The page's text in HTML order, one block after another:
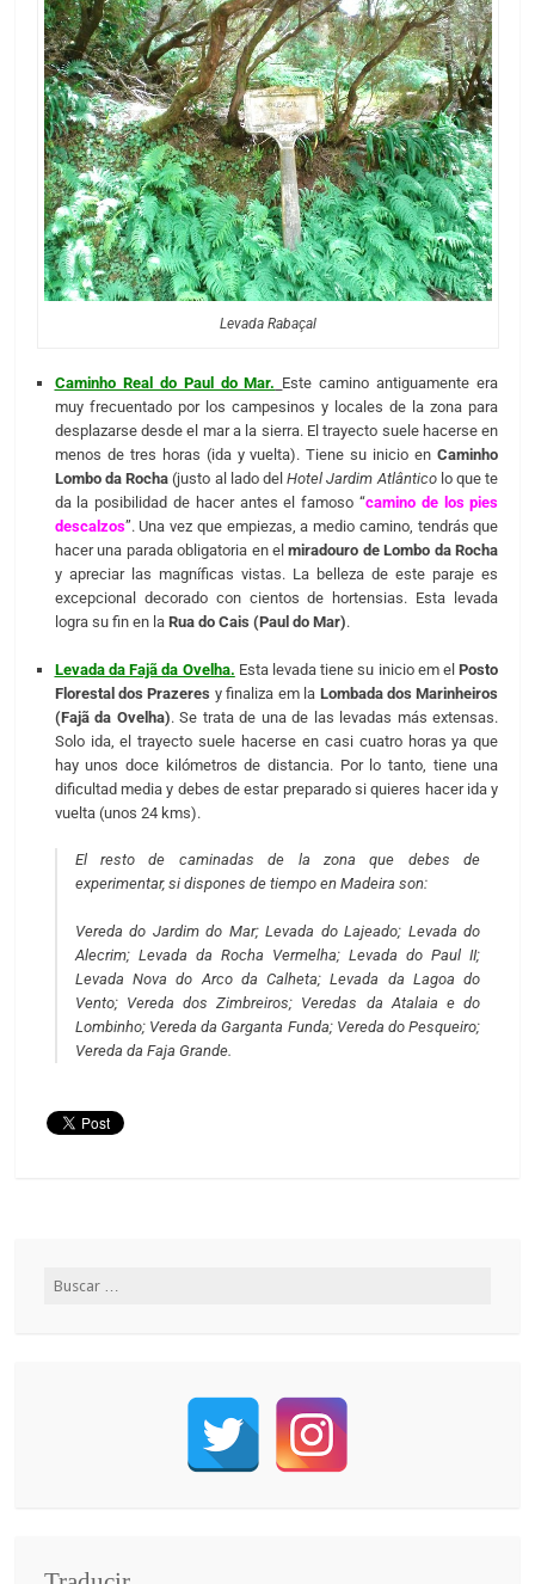
Levada Rabaçal
Caminho Real do Paul do Mar. Este camino antiguamente era
muy frecuentado por los campesinos y locales de la zona para
desplazarse desde el mar a la sierra. El trayecto suele hacerse en
menos de tres horas (ida y vuelta). Tiene su inicio enCaminho
Lombo da Rocha (justo al lado delHotel Jardim Atlânticolo que te
da la posibilidad de hacer antes el famoso “camino de los pies
descalzos”. Una vez que empiezas, a medio camino, tendrás que
hacer una parada obligatoria en elmiradouro de Lombo da Rocha
y apreciar las magníficas vistas. La belleza de este paraje es
excepcional decorado con cientos de hortensias. Esta levada
logra su fin en la Rua do Cais (Paul do Mar).
Levada da Fajã da Ovelha. Esta levada tiene su inicio em elPosto
Florestal dos Prazeres y finaliza em la Lombada dos Marinheiros
(Fajã da Ovelha). Se trata de una de las levadas más extensas.
Solo ida, el trayecto suele hacerse en casi cuatro horas ya que
hay unos doce kilómetros de distancia. Por lo tanto, tiene una
dificultad media y debes de estar preparado si quieres hacer ida y
vuelta (unos 24 kms).
El resto de caminadas de la zona que debes de
experimentar, si dispones de tiempo en Madeira son:
Vereda do Jardim do Mar; Levada do Lajeado; Levada do
Alecrim; Levada da Rocha Vermelha; Levada do Paul II;
Levada Nova do Arco da Calheta; Levada da Lagoa do
Vento; Vereda dos Zimbreiros; Veredas da Atalaia e do
Lombinho; Vereda da Garganta Funda; Vereda do Pesqueiro;
Vereda da Faja Grande.